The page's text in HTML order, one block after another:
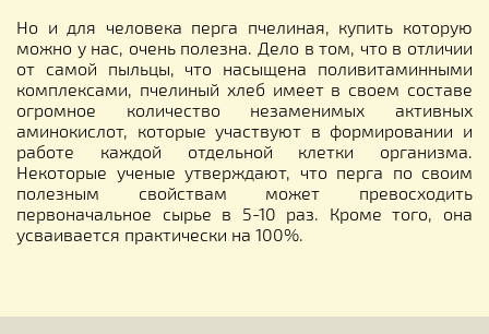
Но и для человека перга пчелиная, купить которую
можно у нас, очень полезна. Дело в том, что в отличии
от самой пыльцы, что насыщена поливитаминными
комплексами, пчелиный хлеб имеет в своем составе
огромное количество незаменимых активных
аминокислот, которые участвуют в формировании и
работе каждой отдельной клетки организма.
Некоторые ученые утверждают, что перга по своим
полезным свойствам может превосходить
первоначальное сырье в 5-10 раз. Кроме того, она
усваивается практически на 100%.